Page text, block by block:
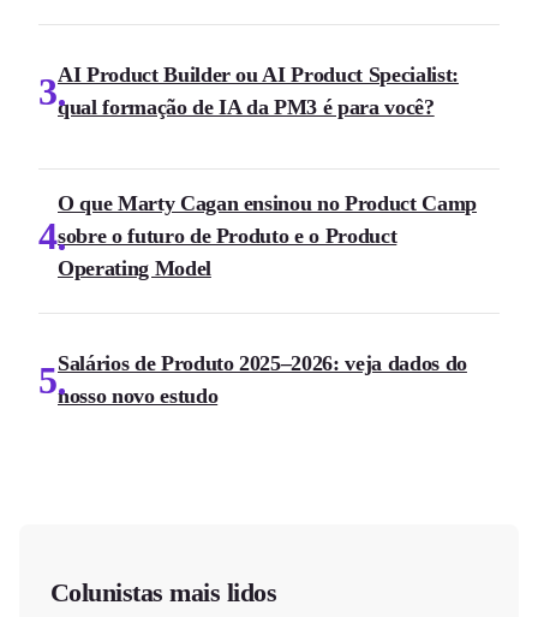
3AI Product Builder ou AI Product Specialist:
qual formação de IA da PM3 é para você?
4
O que Marty Cagan ensinou no Product Camp
sobre o futuro de Produto e o Product
Operating Model
5Salários de Produto 2025–2026: veja dados do
nosso novo estudo
Colunistas mais lidos